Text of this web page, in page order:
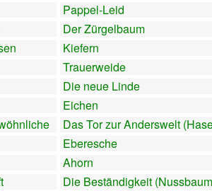
Pappel-Leid
Der Zürgelbaum
Kiefern
Trauerweide
Die neue Linde
Eichen
Das Tor zur Anderswelt
Eberesche
Ahorn
Die Beständigkeit